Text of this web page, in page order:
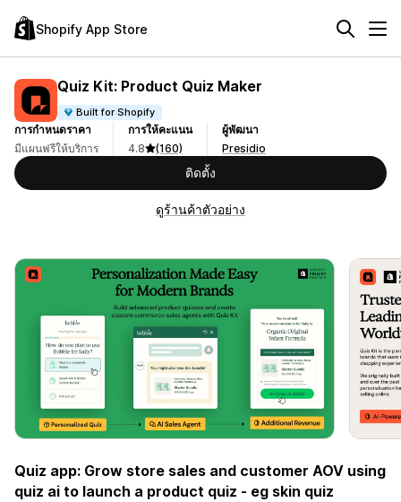
Shopify App Store
Quiz Kit: Product Quiz Maker
Built for Shopify
การกำหนดราคา
มีแผนฟรีให้บริการ
การให้คะแนน
4.8
(160)
ผู้พัฒนา
Presidio
ติดตั้ง
ดูร้านค้าตัวอย่าง
Quiz app: Grow store sales and customer AOV using
quiz ai to launch a product quiz - eg skin quiz